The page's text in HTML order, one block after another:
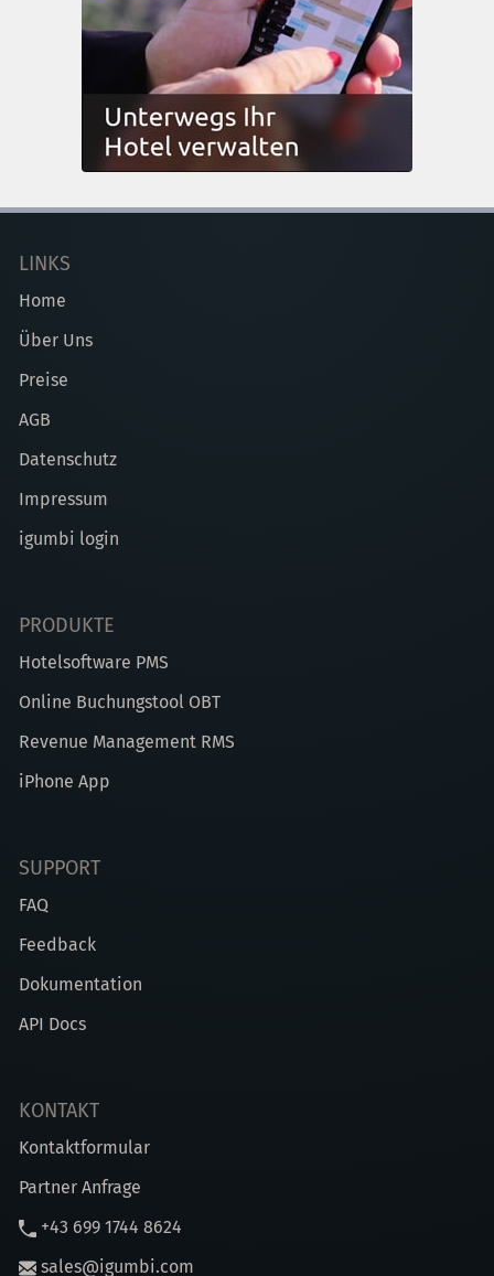
LINKS
Home
Über Uns
Preise
AGB
Datenschutz
Impressum
igumbi login
PRODUKTE
Hotelsoftware PMS
Online Buchungstool OBT
Revenue Management RMS
iPhone App
SUPPORT
FAQ
Feedback
Dokumentation
API Docs
KONTAKT
Kontaktformular
Partner Anfrage
+43 699 1744 8624
sales@igumbi.com